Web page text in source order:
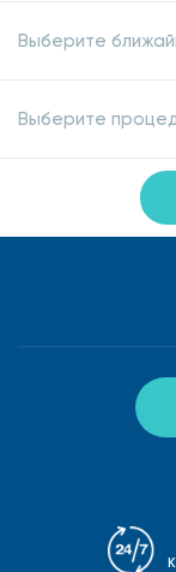
Выберите
Выберите